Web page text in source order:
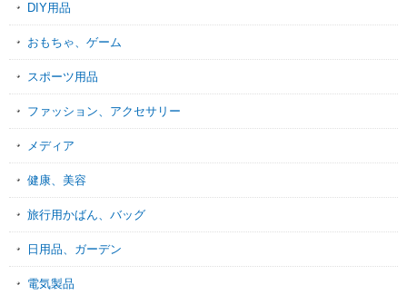
DIY用品
おもちゃ、ゲーム
スポーツ用品
ファッション、アクセサリー
メディア
健康、美容
旅行用かばん、バッグ
日用品、ガーデン
電気製品